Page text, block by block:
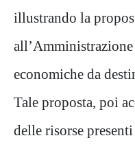
illustrando la
economiche da
Tale proposta, poi
delle risorse